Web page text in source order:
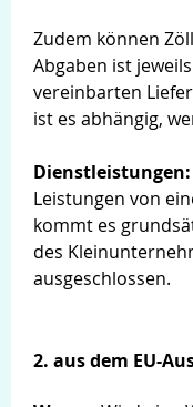
Zudem können
Abgaben ist
vereinbarten
ist es abhängig,
Dienstleistungen:
Leistungen von
kommt es
des
ausgeschlossen.
2. aus dem EU-
Suche